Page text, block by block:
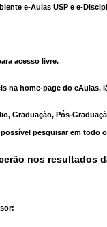
e-Aulas USP e e-
acesso livre.
na home-page do
Graduação, Pós-
pesquisar em todo
nos resultados